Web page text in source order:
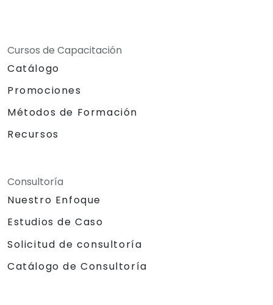
Cursos de Capacitación
Catálogo
Promociones
Métodos de Formación
Recursos
Consultoría
Nuestro Enfoque
Estudios de Caso
Solicitud de consultoría
Catálogo de Consultoría